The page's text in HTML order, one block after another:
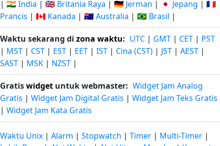
| 🇮🇳 India | 🇬🇧 Britania Raya | 🇩🇪 Jerman | 🇯🇵 Jepang | 🇫🇷
Prancis | 🇨🇦 Kanada | 🇦🇺 Australia | 🇧🇷 Brasil |
Waktu sekarang di zona waktu: UTC | GMT | CET | PST
| MST | CST | EST | EET | IST | Cina (CST) | JST | AEST |
SAST | MSK | NZST |
Gratiswidget untuk webmaster: Widget Jam Analog
Gratis | Widget Jam Digital Gratis | Widget Jam Teks Gratis
| Widget Jam Kata Gratis
Waktu Unix | Alarm | Stopwatch | Timer | Multi-Timer |